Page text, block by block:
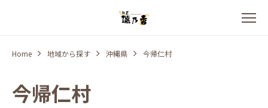
Home 地域から探す 沖縄県 今帰仁村
今帰仁村